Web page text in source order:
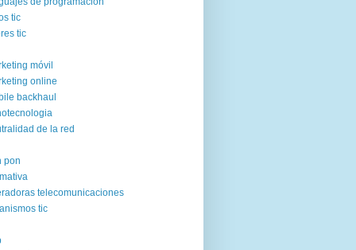
tic
tic
móvil
online
backhaul
de la red
pon
telecomunicaciones
tic